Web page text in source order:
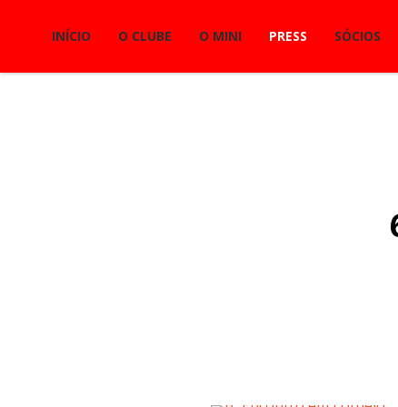
INÍCIO O CLUBE O MINI PRESS SÓCIOS